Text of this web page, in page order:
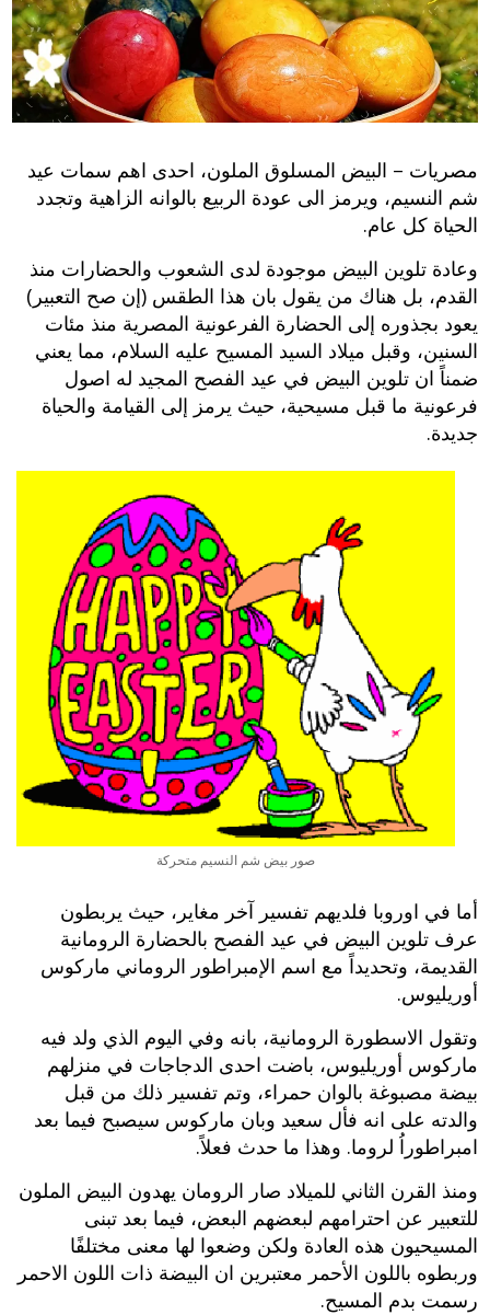
مصريات – البيض المسلوق الملون، احدى اهم سمات عيد
شم النسيم، ويرمز الى عودة الربيع بالوانه الزاهية وتجدد
الحياة كل عام.
وعادة تلوين البيض موجودة لدى الشعوب والحضارات منذ
القدم، بل هناك من يقول بان هذا الطقس (إن صح التعبير)
يعود بجذوره إلى الحضارة الفرعونية المصرية منذ مئات
السنين، وقبل ميلاد السيد المسيح عليه السلام، مما يعني
ضمناً ان تلوين البيض في عيد الفصح المجيد له اصول
فرعونية ما قبل مسيحية، حيث يرمز إلى القيامة والحياة
جديدة.
صور بيض شم النسيم متحركة
أما في اوروبا فلديهم تفسير آخر مغاير، حيث يربطون
عرف تلوين البيض في عيد الفصح بالحضارة الرومانية
القديمة، وتحديداً مع اسم الإمبراطور الروماني ماركوس
أوريليوس.
وتقول الاسطورة الرومانية، بانه وفي اليوم الذي ولد فيه
ماركوس أوريليوس، باضت احدى الدجاجات في منزلهم
بيضة مصبوغة بالوان حمراء، وتم تفسير ذلك من قبل
والدته على انه فأل سعيد وبان ماركوس سيصبح فيما بعد
امبراطوراُ لروما. وهذا ما حدث فعلاً.
ومنذ القرن الثاني للميلاد صار الرومان يهدون البيض الملون
للتعبير عن احترامهم لبعضهم البعض، فيما بعد تبنى
المسيحيون هذه العادة ولكن وضعوا لها معنى مختلفًا
وربطوه باللون الأحمر معتبرين ان البيضة ذات اللون الاحمر
رسمت بدم المسيح.